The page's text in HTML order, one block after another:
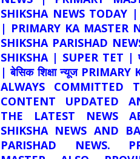
SHIKSHA NEWS TODAY
| PRIMARY KA MASTER
SHIKSHA PARISHAD
SHIKSHA | SUPER TET |
| बेसिक शिक्षा न्यूज PRIMARY
ALWAYS COMMITTED
CONTENT UPDATED
THE LATEST NEWS
SHIKSHA NEWS AND
PARISHAD NEWS.